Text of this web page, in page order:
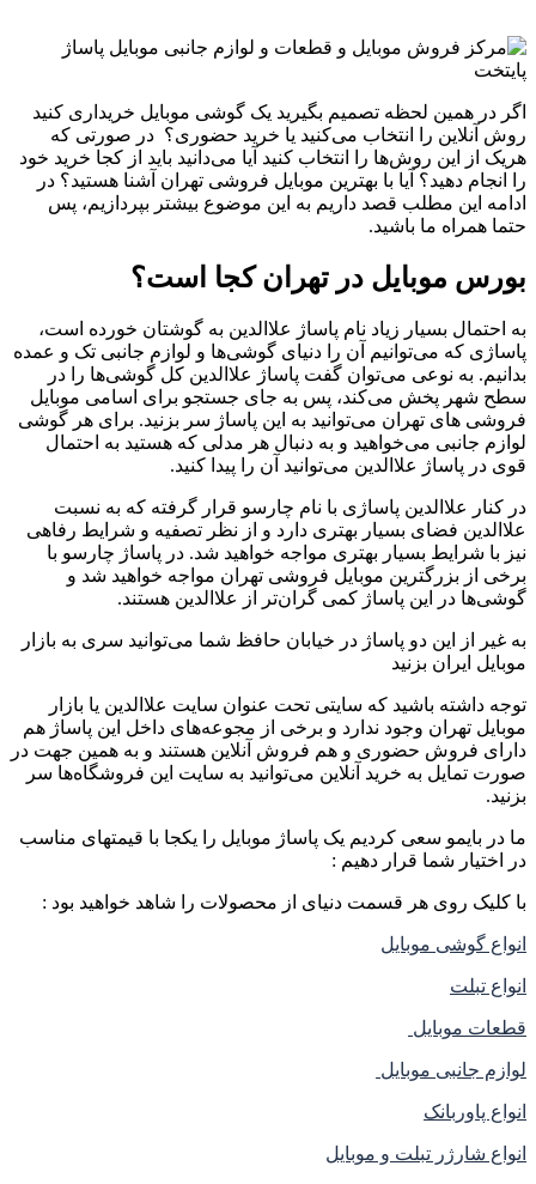
اگر در همین لحظه تصمیم بگیرید یک گوشی موبایل خریداری کنید
روش آنلاین را انتخاب می‌کنید یا خرید حضوری؟ در صورتی که
هریک از این روش‌ها را انتخاب کنید آیا می‌دانید باید از کجا خرید خود
را انجام دهید؟ آیا با بهترین موبایل فروشی تهران آشنا هستید؟ در
ادامه این مطلب قصد داریم به این موضوع بیشتر بپردازیم، پس
حتما همراه ما باشید.
بورس موبایل در تهران کجا است؟
به احتمال بسیار زیاد نام پاساژ علاالدین به گوشتان خورده است،
پاساژی که می‌توانیم آن را دنیای گوشی‌ها و لوازم جانبی تک و عمده
بدانیم. به نوعی می‌توان گفت پاساژ علاالدین کل گوشی‌ها را در
سطح شهر پخش می‌کند، پس به جای جستجو برای اسامی موبایل
فروشی های تهران می‌توانید به این پاساژ سر بزنید. برای هر گوشی
لوازم جانبی می‌خواهید و به دنبال هر مدلی که هستید به احتمال
قوی در پاساژ علاالدین می‌توانید آن را پیدا کنید.
در کنار علاالدین پاساژی با نام چارسو قرار گرفته که به نسبت
علاالدین فضای بسیار بهتری دارد و از نظر تصفیه و شرایط رفاهی
نیز با شرایط بسیار بهتری مواجه خواهید شد. در پاساژ چارسو با
برخی از بزرگترین موبایل فروشی تهران مواجه خواهید شد و
گوشی‌ها در این پاساژ کمی گران‌تر از علاالدین هستند.
به غیر از این دو پاساژ در خیابان حافظ شما می‌توانید سری به بازار
موبایل ایران بزنید
توجه داشته باشید که سایتی تحت عنوان سایت علاالدین یا بازار
موبایل تهران وجود ندارد و برخی از مجوعه‌های داخل این پاساژ هم
دارای فروش حضوری و هم فروش آنلاین هستند و به همین جهت در
صورت تمایل به خرید آنلاین می‌توانید به سایت این فروشگاه‌ها سر
بزنید.
ما در بایمو سعی کردیم یک پاساژ موبایل را یکجا با قیمتهای مناسب
در اختیار شما قرار دهیم :
با کلیک روی هر قسمت دنیای از محصولات را شاهد خواهید بود :
انواع گوشی موبایل
انواع تبلت
قطعات موبایل
لوازم جانبی موبایل
انواع پاوربانک
انواع شارژر تبلت و موبایل